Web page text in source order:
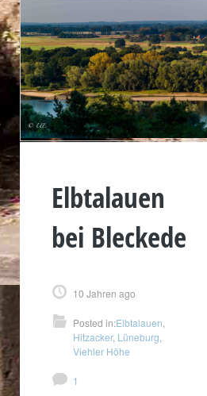
Elbtalauen
bei Bleckede
10 Jahren ago
Posted in:Elbtalauen
Hitzacker, Lüneburg
Viehler Höhe
1